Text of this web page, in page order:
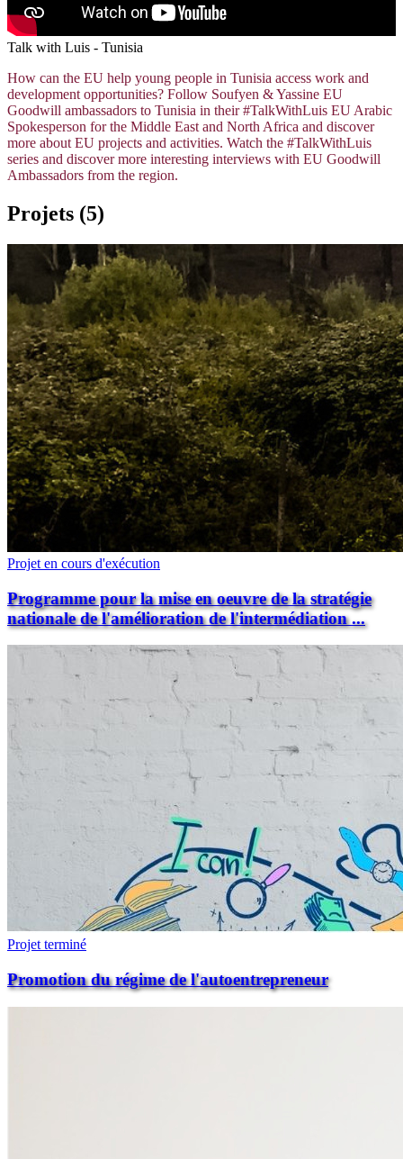
Talk with Luis - Tunisia
How can the EU help young people in Tunisia access work and
development opportunities? Follow Soufyen & Yassine EU
Goodwill ambassadors to Tunisia in their #TalkWithLuis EU Arabic
Spokesperson for the Middle East and North Africa and discover
more about EU projects and activities. Watch the #TalkWithLuis
series and discover more interesting interviews with EU Goodwill
Ambassadors from the region.
Projets (5)
Projet en cours d'exécution
Programme pour la mise en oeuvre de la stratégie
nationale de l'amélioration de l'intermédiation ...
Projet terminé
Promotion du régime de l'autoentrepreneur